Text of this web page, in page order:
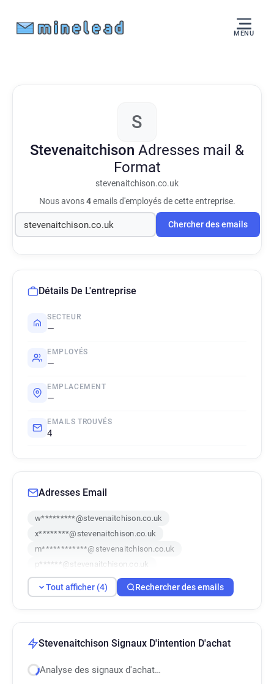
MENU
S
Stevenaitchison Adresses mail &
Format
stevenaitchison.co.uk
Nous avons4emails d'employés de cette entreprise.
Chercher des emails
Détails De L'entreprise
SECTEUR
—
EMPLOYÉS
—
EMPLACEMENT
—
EMAILS TROUVÉS
4
Adresses Email
w*********@stevenaitchison.co.uk
x********@stevenaitchison.co.uk
m************@stevenaitchison.co.uk
p******@stevenaitchison.co.uk
Tout afficher (4) Rechercher des emails
Stevenaitchison Signaux D'intention D'achat
Analyse des signaux d'achat…